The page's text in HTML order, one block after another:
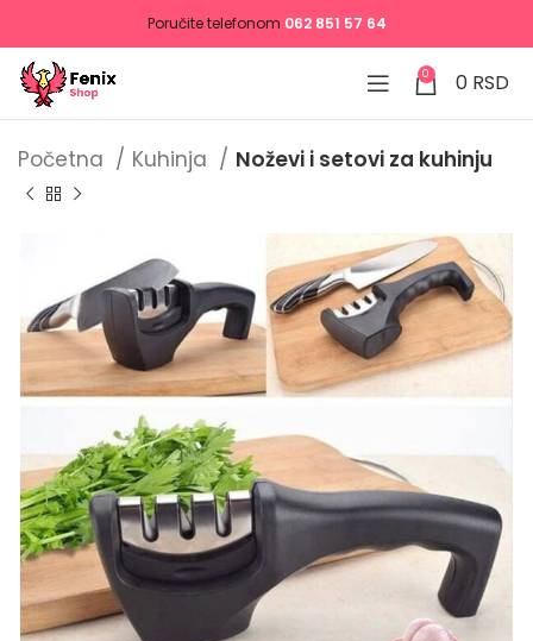
Poručite telefonom 062 851 57 64
0 0 RSD
Početna Kuhinja Noževi i setovi za kuhinju